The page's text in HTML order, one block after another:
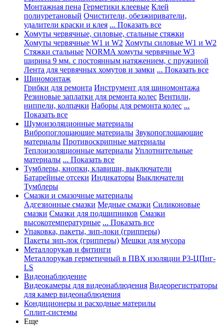
Монтажная пена Герметики клеевые Клей
полиуретановый Очистители, обезжириватели,
удалители краски и клея ... Показать все
Хомуты червячные, силовые, стальные стяжки
Хомуты червячные W1 и W2 Хомуты силовые W1 и W2
Стяжки стальные NORMA хомуты червячные W3
ширина 9 мм. с постоянным натяжением, с пружиной
Лента для червячных хомутов и замки ... Показать все
Шиномонтаж
Грибки для ремонта Инструмент для шиномонтажа
Резиновые заплатки для ремонта колес Вентили,
ниппели, колпачки Наборы для ремонта колес ...
Показать все
Шумоизоляционные материалы
Вибропоглощающие материалы Звукопоглощающие
материалы Противоскрипные материалы
Теплоизоляционные материалы Уплотнительные
материалы ... Показать все
Тумблеры, кнопки, клавиши, выключатели
Батарейные отсеки Индикаторы Выключатели
Тумблеры
Смазки и смазочные материалы
Адгезионные смазки Медные смазки Силиконовые
смазки Смазки для подшипников Смазки
высокотемпературные ... Показать все
Упаковка, пакеты, зип-локи (грипперы)
Пакеты зип-лок (грипперы) Мешки для мусора
Металлорукав и фитинги
Металлорукав герметичный в ПВХ изоляции Р3-ЦПнг-
LS
Видеонаблюдение
Видеокамеры для видеонаблюдения Видеорегистраторы
для камер видеонаблюдения
Кондиционеры и расходные материлы
Сплит-системы
Еще